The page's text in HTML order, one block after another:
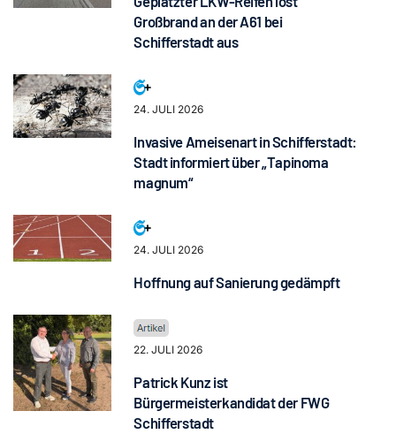
Großbrand an der A61 bei
Schifferstadt aus
24. JULI 2026
Invasive Ameisenart in Schifferstadt:
Stadt informiert über „Tapinoma
magnum“
24. JULI 2026
Hoffnung auf Sanierung gedämpft
22. JULI 2026
Patrick Kunz ist
Bürgermeisterkandidat der FWG
Schifferstadt